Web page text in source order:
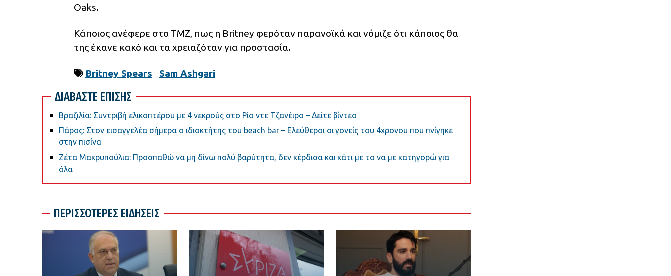
Oaks.
Κάποιος ανέφερε στο TMZ, πως η Britney φερόταν παρανοϊκά και νόμιζε ότι κάποιος θα
της έκανε κακό και τα χρειαζόταν για προστασία.
Britney Spears Sam Ashgari
ΔΙΑΒΑΣΤΕ ΕΠΙΣΗΣ
Βραζιλία: Συντριβή ελικοπτέρου με 4 νεκρούς στο Ρίο ντε Τζανέιρο – Δείτε βίντεο
Πάρος: Στον εισαγγελέα σήμερα ο ιδιοκτήτης του beach bar – Ελεύθεροι οι γονείς του 4χρονου που πνίγηκε
στην πισίνα
Ζέτα Μακρυπούλια: Προσπαθώ να μη δίνω πολύ βαρύτητα, δεν κέρδισα και κάτι με το να με κατηγορώ για
όλα
ΠΕΡΙΣΣΟΤΕΡΕΣ ΕΙΔΗΣΕΙΣ